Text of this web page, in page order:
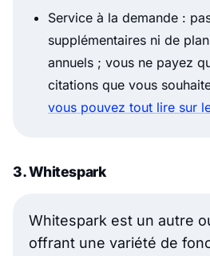
Service à la demande :
supplémentaires ni de
annuels ; vous ne payez
citations que vous
vous pouvez tout lire sur
3. Whitespark
Whitespark est un autre
offrant une variété de